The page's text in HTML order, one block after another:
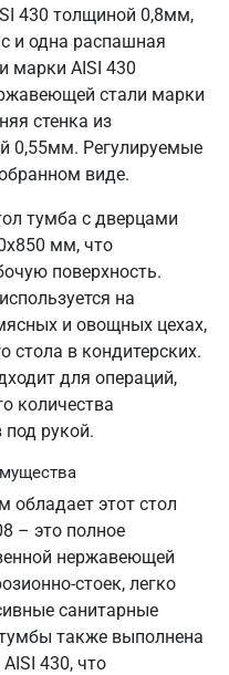
430 толщиной 0,8мм,
и одна распашная
марки AISI 430
стали марки
стенка из
0,55мм. Регулируемые
виде.
тумба с дверцами
мм, что
поверхность.
на
и овощных цехах,
стола в кондитерских.
для операций,
количества
под рукой.
обладает этот стол
– это полное
нержавеющей
стоек, легко
санитарные
также выполнена
430, что